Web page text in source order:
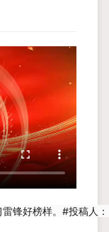
雷锋好榜样。#投稿人